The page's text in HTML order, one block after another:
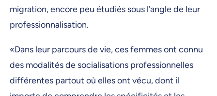
migration, encore peu étudiés sous l’angle de leur
professionnalisation.
«Dans leur parcours de vie, ces femmes ont connu
des modalités de socialisations professionnelles
différentes partout où elles ont vécu, dont il